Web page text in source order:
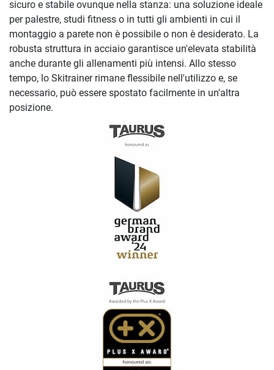
sicuro e stabile ovunque nella stanza: una soluzione ideale
per palestre, studi fitness o in tutti gli ambienti in cui il
montaggio a parete non è possibile o non è desiderato. La
robusta struttura in acciaio garantisce un'elevata stabilità
anche durante gli allenamenti più intensi. Allo stesso
tempo, lo Skitrainer rimane flessibile nell'utilizzo e, se
necessario, può essere spostato facilmente in un'altra
posizione.